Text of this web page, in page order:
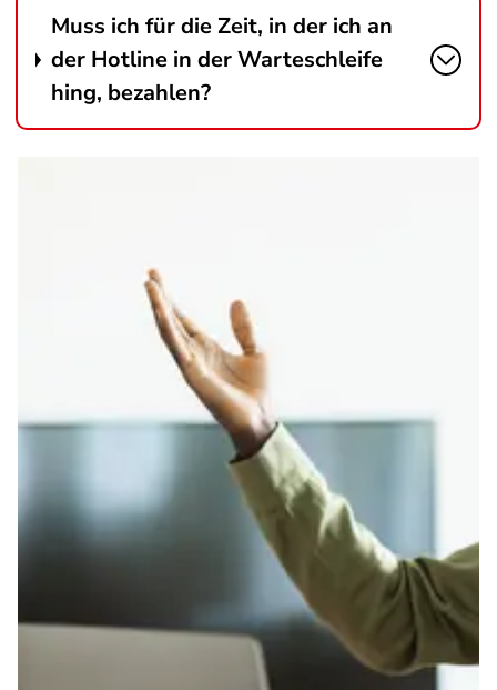
Muss ich für die Zeit, in der ich an
der Hotline in der Warteschleife
hing, bezahlen?